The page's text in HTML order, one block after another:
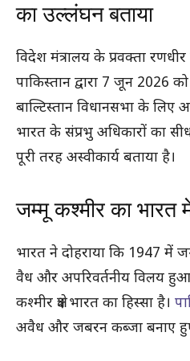
का उल्लंघन बताया
विदेश मंत्रालय के प्रवक्ता
पाकिस्तान द्वारा 7 जून 2026
बाल्टिस्तान विधानसभा के
भारत के संप्रभु अधिकारों का
पूरी तरह अस्वीकार्य बताया है।
जम्मू कश्मीर का भारत
भारत ने दोहराया कि 1947 में
वैध और अपरिवर्तनीय विलय
कश्मीर क्षेत्र भारत का हिस्सा है।
अवैध और जबरन कब्जा बनाए